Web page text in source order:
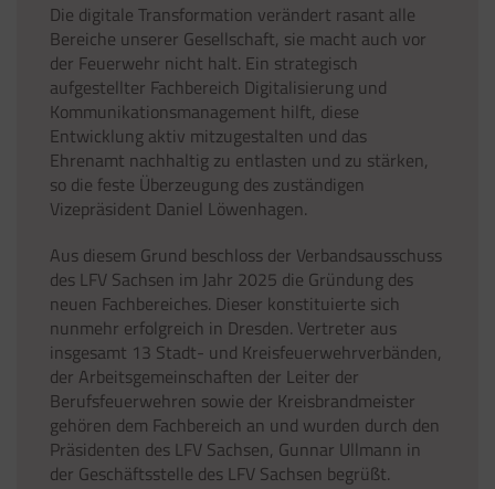
Die digitale Transformation verändert rasant alle
Bereiche unserer Gesellschaft, sie macht auch vor
der Feuerwehr nicht halt. Ein strategisch
aufgestellter Fachbereich Digitalisierung und
Kommunikationsmanagement hilft, diese
Entwicklung aktiv mitzugestalten und das
Ehrenamt nachhaltig zu entlasten und zu stärken,
so die feste Überzeugung des zuständigen
Vizepräsident Daniel Löwenhagen.
Aus diesem Grund beschloss der Verbandsausschuss
des LFV Sachsen im Jahr 2025 die Gründung des
neuen Fachbereiches. Dieser konstituierte sich
nunmehr erfolgreich in Dresden. Vertreter aus
insgesamt 13 Stadt- und Kreisfeuerwehrverbänden,
der Arbeitsgemeinschaften der Leiter der
Berufsfeuerwehren sowie der Kreisbrandmeister
gehören dem Fachbereich an und wurden durch den
Präsidenten des LFV Sachsen, Gunnar Ullmann in
der Geschäftsstelle des LFV Sachsen begrüßt.